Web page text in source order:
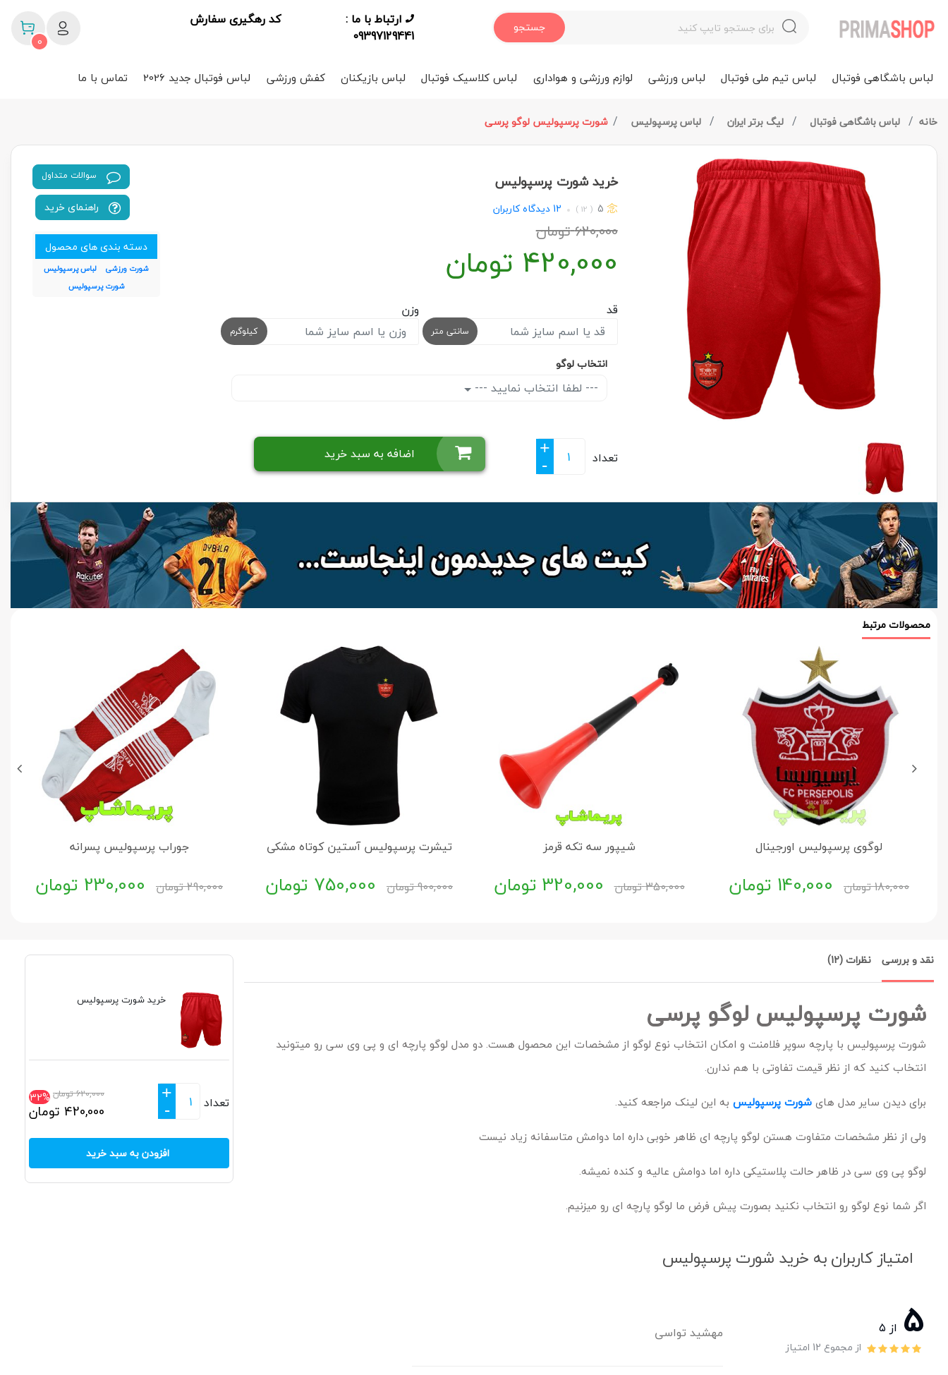
جستجو
ارتباط با ما :
09397129441
کد رهگیری سفارش
0
لباس باشگاهی فوتبال لباس تیم ملی فوتبال لباس ورزشی لوازم ورزشی و هواداری لباس کلاسیک فوتبال لباس بازیکنان کفش ورزشی لباس فوتبال جدید 2026 تماس با ما
خانه لباس باشگاهی فوتبال لیگ برتر ایران لباس پرسپولیس شورت پرسپولیس لوگو پرسی
خرید شورت پرسپولیس
5
( 12 )
12 دیدگاه کاربران
620,000تومان
420,000 تومان
قد
سانتی متر
وزن
کیلوگرم
انتخاب لوگو
--- لطفا انتخاب نمایید ---
تعداد
+
-
اضافه به سبد خرید
سوالات متداول
راهنمای خرید
دسته بندی های محصول
شورت ورزشی
لباس پرسپولیس
شورت پرسپولیس
محصولات مرتبط
لوگوی پرسپولیس اورجینال
180,000تومان 140,000 تومان
شیپور سه تکه قرمز
350,000تومان 320,000 تومان
تیشرت پرسپولیس آستین کوتاه مشکی
900,000تومان 750,000 تومان
جوراب پرسپولیس پسرانه
290,000تومان 230,000 تومان
نقد و بررسی نظرات (12)
شورت پرسپولیس لوگو پرسی
شورت پرسپولیس با پارچه سوپر فلامنت و امکان انتخاب نوع لوگو از مشخصات این محصول هست. دو مدل لوگو پارچه ای و پی وی سی رو میتونید
انتخاب کنید که از نظر قیمت تفاوتی با هم ندارن.
برای دیدن سایر مدل هایشورت پرسپولیس به این لینک مراجعه کنید.
ولی از نظر مشخصات متفاوت هستن لوگو پارچه ای ظاهر خوبی داره اما دوامش متاسفانه زیاد نیست
لوگو پی وی سی در ظاهر حالت پلاستیکی داره اما دوامش عالیه و کنده نمیشه.
اگر شما نوع لوگو رو انتخاب نکنید بصورت پیش فرض ما لوگو پارچه ای رو میزنیم.
امتیاز کاربران به خرید شورت پرسپولیس
5 از ۵
از مجموع 12 امتیاز
مهشید تواسی
خرید شورت پرسپولیس
32% 620,000تومان
420,000 تومان تعداد
+
-
افزودن به سبد خرید